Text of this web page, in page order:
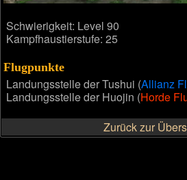
Schwierigkeit: Level 90
Kampfhaustierstufe: 25
Flugpunkte
Landungsstelle der Tushui (Allianz
Landungsstelle der Huojin (Horde
Zurück zur